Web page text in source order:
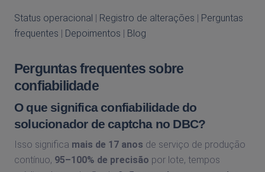
Status operacional Registro de alterações
Perguntas
frequentes
Depoimentos Blog
Perguntas frequentes sobre
confiabilidade
O que significa confiabilidade do
solucionador de captcha no DBC?
Isso significa mais de 17 anos de serviço de produção
contínuo, 95–100% de precisão por lote, tempos